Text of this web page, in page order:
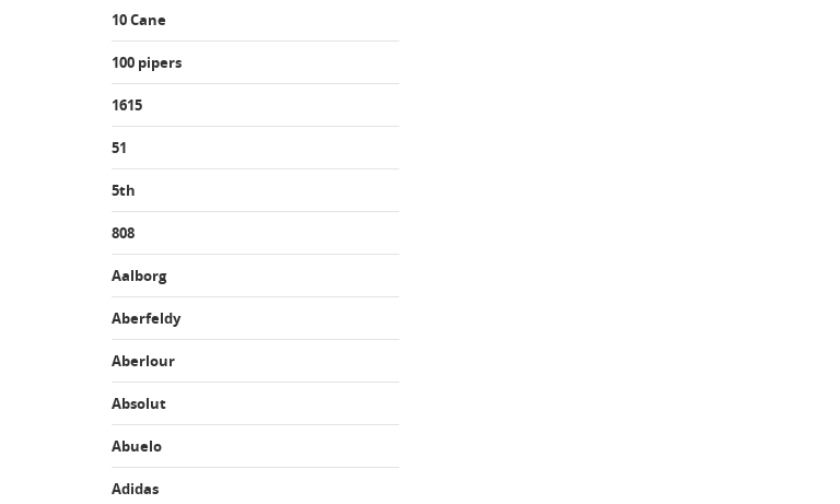
10 Cane
100 pipers
1615
51
5th
808
Aalborg
Aberfeldy
Aberlour
Absolut
Abuelo
Adidas